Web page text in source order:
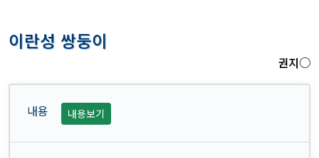
이란성 쌍둥이
권지○
내용보기